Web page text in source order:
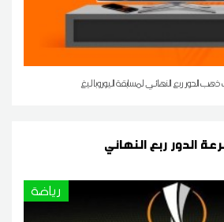
الدور ربع النهائي لمسابقة اليوروبا ليغ
الدور ربع النهائي
رياضة